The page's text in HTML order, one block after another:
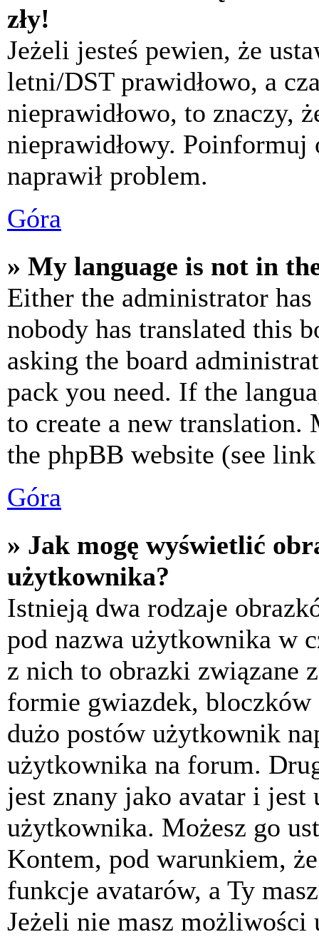
zły!
Jeżeli jesteś pewien, że
letni/DST prawidłowo, a
nieprawidłowo, to znaczy,
nieprawidłowy.
naprawił problem.
Góra
» My language is not in
Either the administrator
nobody has translated this
asking the board
pack you need. If the
to create a new
the phpBB website (see
Góra
» Jak mogę wyświetlić
użytkownika?
Istnieją dwa rodzaje
pod nazwa użytkownika w
z nich to obrazki związane
formie gwiazdek,
dużo postów użytkownik
użytkownika na forum.
jest znany jako avatar i jest
użytkownika. Możesz go
Kontem, pod warunkiem,
funkcje avatarów, a Ty
Jeżeli nie masz możliwości